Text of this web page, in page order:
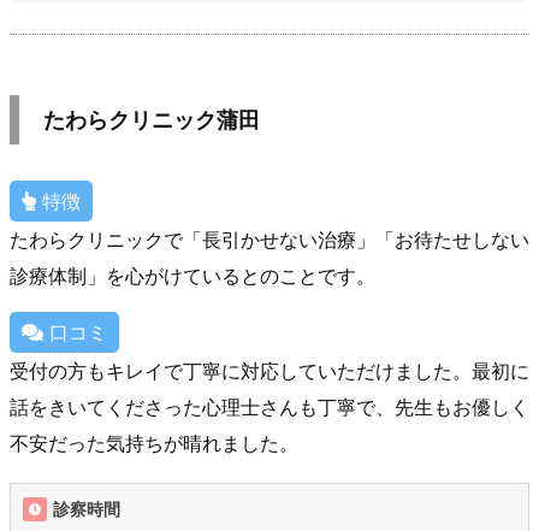
たわらクリニック蒲田
特徴
たわらクリニックで「長引かせない治療」「お待たせしない
診療体制」を心がけているとのことです。
口コミ
受付の方もキレイで丁寧に対応していただけました。最初に
話をきいてくださった心理士さんも丁寧で、先生もお優しく
不安だった気持ちが晴れました。
診察時間